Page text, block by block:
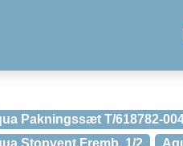
Pakningssæt T/618782-
Stopvent.Fremb. 1/2